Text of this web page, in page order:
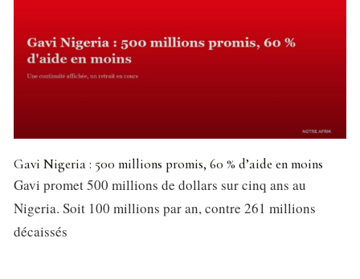
Gavi Nigeria : 500 millions promis, 60 % d’aide en moins
Gavi promet 500 millions de dollars sur cinq ans au
Nigeria. Soit 100 millions par an, contre 261 millions
décaissés